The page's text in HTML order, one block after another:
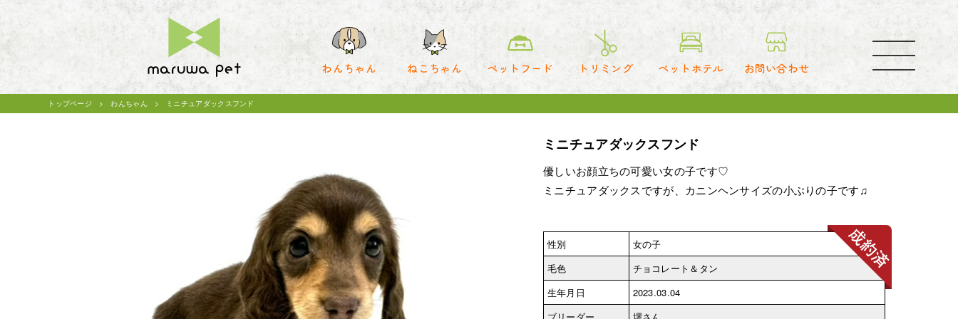
わんちゃん ねこちゃん ペットフード トリミング ペットホテル お問い合わせ
toggle
navigation
トップページ わんちゃん ミニチュアダックスフンド
ミニチュアダックスフンド
優しいお顔立ちの可愛い女の子です♡
ミニチュアダックスですが、カニンヘンサイズの小ぶりの子です♫
性別
女の子
毛色
チョコレート＆タン
生年月日
2023.03.04